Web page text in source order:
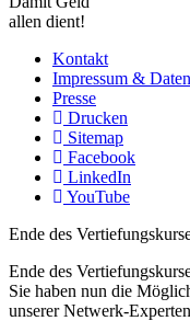
allen dient!
Kontakt
Impressum &
Presse
Drucken
Sitemap
Facebook
LinkedIn
YouTube
Ende des
Ende des
Sie haben nun die
unserer Netwerk-